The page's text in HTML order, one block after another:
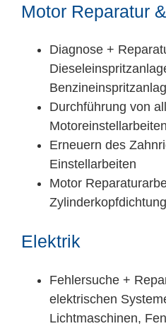
Motor Reparatur
Diagnose +
Durchführung von
Motoreinstellarbeiten
Erneuern des
Einstellarbeiten
Motor
Elektrik
Fehlersuche +
elektrischen
Lichtmaschinen,